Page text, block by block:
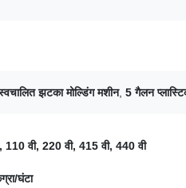
झटका मोल्डिंग मशीन, 5 गैलन
110 वी, 220 वी, 415 वी, 440 वी
घंटा